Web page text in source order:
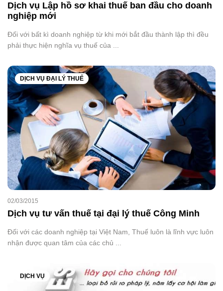
Dịch vụ Lập hồ sơ khai thuế ban đầu cho doanh
nghiệp mới
Đối với bất kì doanh nghiệp từ khi mới bắt đầu thành lập thì đều
phải thực hiện nghĩa vụ thuế của ...
DỊCH VỤ ĐẠI LÝ THUẾ
02/03/2015
Dịch vụ tư vấn thuế tại đại lý thuế Công Minh
Đối với các doanh nghiệp tại Việt Nam, Thuế luôn là lĩnh vực luôn
nhận được quan tâm của các chủ ...
DỊCH VỤ